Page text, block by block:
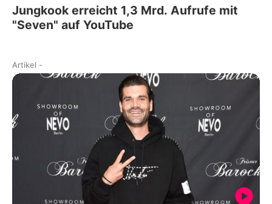
Jungkook erreicht 1,3 Mrd. Aufrufe mit
"Seven" auf YouTube
Artikel -